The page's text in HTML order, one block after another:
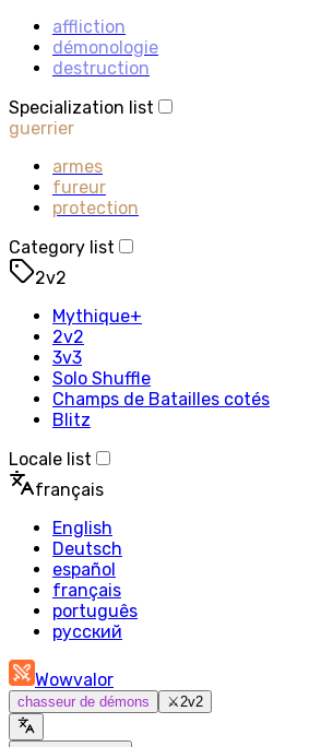
affliction
démonologie
destruction
Specialization list
guerrier
armes
fureur
protection
Category list
2v2
Mythique+
2v2
3v3
Solo Shuffle
Champs de Batailles cotés
Blitz
Locale list
français
English
Deutsch
español
français
português
русский
Wowvalor
chasseur de démons ⚔️2v2